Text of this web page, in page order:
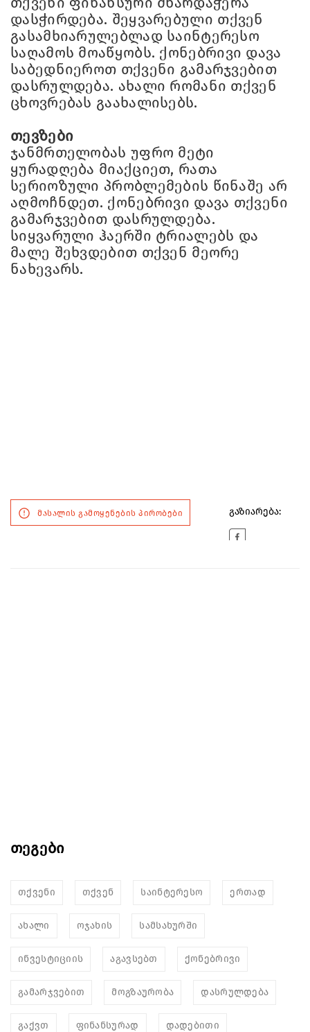
დასჭირდება. შეყვარებული თქვენ
გასამხიარულებლად საინტერესო
საღამოს მოაწყობს. ქონებრივი დავა
საბედნიეროთ თქვენი გამარჯვებით
დასრულდება. ახალი რომანი თქვენ
ცხოვრებას გაახალისებს.
თევზები
ჯანმრთელობას უფრო მეტი
ყურადღება მიაქციეთ, რათა
სერიოზული პრობლემების წინაშე არ
აღმოჩნდეთ. ქონებრივი დავა თქვენი
გამარჯვებით დასრულდება.
სიყვარული ჰაერში ტრიალებს და
მალე შეხვდებით თქვენ მეორე
ნახევარს.
მასალის გამოყენების პირობები გაზიარება:
თეგები
თქვენი თქვენ საინტერესო ერთად
ახალი ოჯახის სამსახურში
ინვესტიციის აგავსებთ ქონებრივი
გამარჯვებით მოგზაურობა დასრულდება
გაქვთ ფინანსურად დადებითი